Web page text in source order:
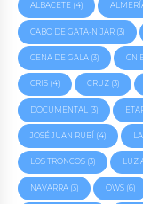
ALBACETE(4)
CABO DE GATA-NÍJAR(3)
CENA DE GALA(3) CN
CRIS(4) CRUZ(3)
DOCUMENTAL (3)
JOSÉ JUAN RUBÍ (4)
LOS TRONCOS(3) LUZ
NAVARRA(3) OWS(6)